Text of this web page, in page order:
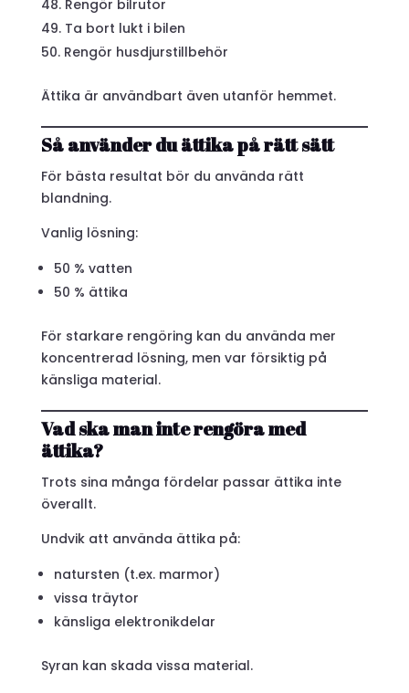
Rengör bilrutor
Ta bort lukt i bilen
Rengör husdjurstillbehör
Ättika är användbart även utanför hemmet.
Så använder du ättika på rätt sätt
För bästa resultat bör du använda rätt
blandning.
Vanlig lösning:
50 % vatten
50 % ättika
För starkare rengöring kan du använda mer
koncentrerad lösning, men var försiktig på
känsliga material.
Vad ska man inte rengöra med
ättika?
Trots sina många fördelar passar ättika inte
överallt.
Undvik att använda ättika på:
natursten (t.ex. marmor)
vissa träytor
känsliga elektronikdelar
Syran kan skada vissa material.